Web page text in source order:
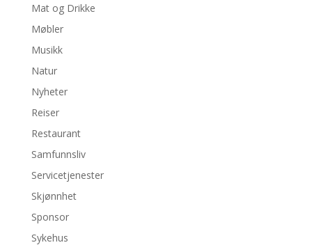
Mat og Drikke
Møbler
Musikk
Natur
Nyheter
Reiser
Restaurant
Samfunnsliv
Servicetjenester
Skjønnhet
Sponsor
Sykehus